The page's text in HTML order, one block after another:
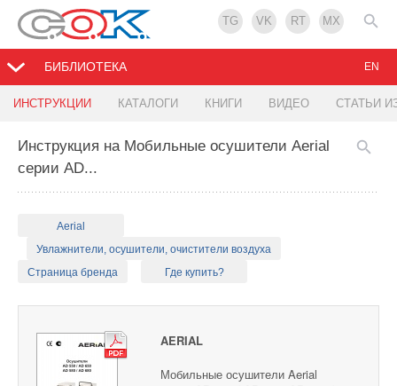
TG VK RT MX
БИБЛИОТЕКА
ИНСТРУКЦИИ КАТАЛОГИ КНИГИ ВИДЕО СТАТЬИ
EN
Инструкция на Мобильные осушители Aerial
серии AD...
Aerial
Увлажнители, осушители, очистители воздуха
Страница бренда
Где купить?
AERIAL
Мобильные осушители Aerial